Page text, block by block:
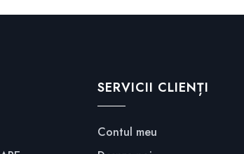
SERVICII CLIENȚI
Contul meu